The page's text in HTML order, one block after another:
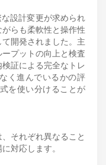
設計変更が求められ
らも柔軟性と操作性
開発されました。主
プットの向上と検査
証による完全なトレ
く進んでいるかの評
を使い分けることが
それぞれ異なること
対応します。